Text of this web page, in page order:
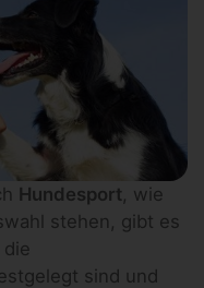
Hundesport , wie
stehen, gibt es
die
sind und